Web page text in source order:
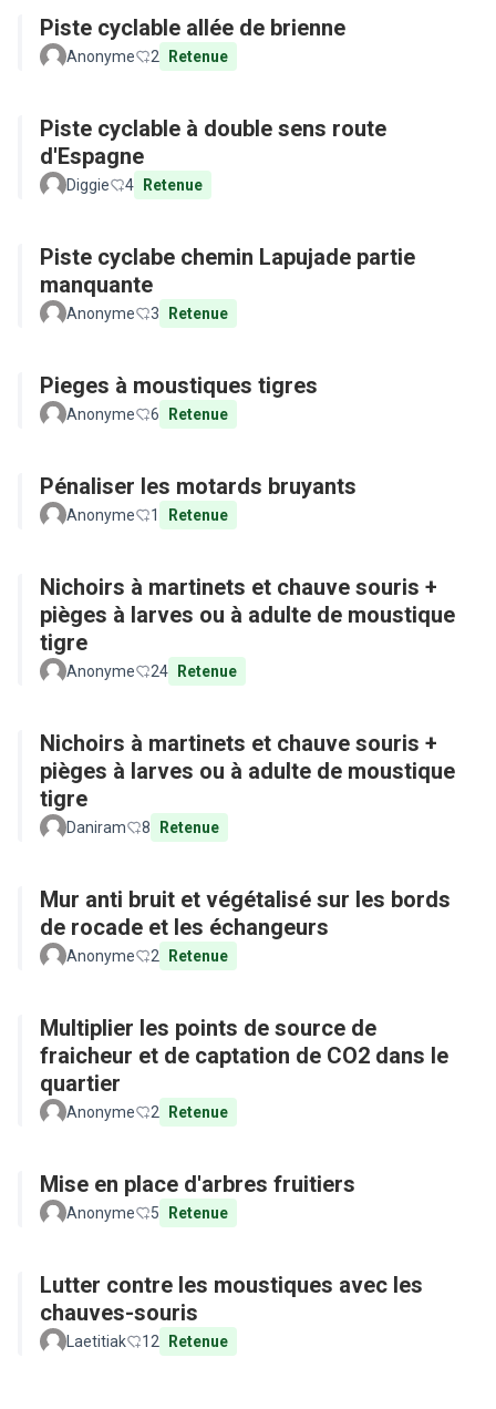
Piste cyclable allée de brienne
Anonyme 2 Retenue
Piste cyclable à double sens route
d'Espagne
Diggie 4 Retenue
Piste cyclabe chemin Lapujade partie
manquante
Anonyme 3 Retenue
Pieges à moustiques tigres
Anonyme 6 Retenue
Pénaliser les motards bruyants
Anonyme 1 Retenue
Nichoirs à martinets et chauve souris +
pièges à larves ou à adulte de moustique
tigre
Anonyme 24 Retenue
Nichoirs à martinets et chauve souris +
pièges à larves ou à adulte de moustique
tigre
Daniram 8 Retenue
Mur anti bruit et végétalisé sur les bords
de rocade et les échangeurs
Anonyme 2 Retenue
Multiplier les points de source de
fraicheur et de captation de CO2 dans le
quartier
Anonyme 2 Retenue
Mise en place d'arbres fruitiers
Anonyme 5 Retenue
Lutter contre les moustiques avec les
chauves-souris
Laetitiak 12 Retenue